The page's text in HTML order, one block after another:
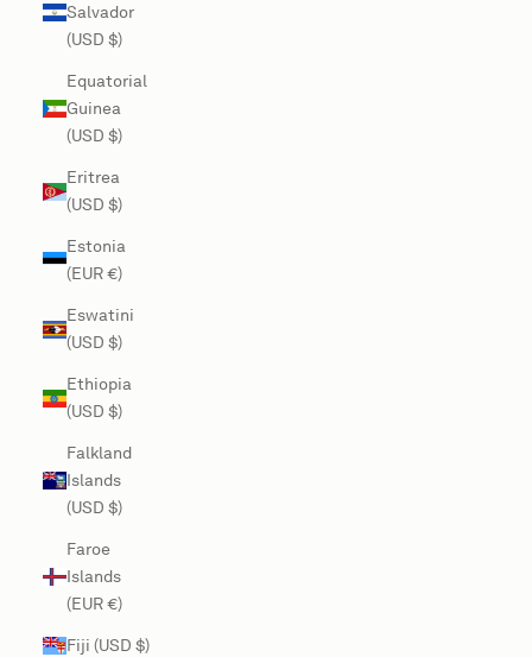
Salvador
(USD $)
Equatorial
Guinea
(USD $)
Eritrea
(USD $)
Estonia
(EUR €)
Eswatini
(USD $)
Ethiopia
(USD $)
Falkland
Islands
(USD $)
Faroe
Islands
(EUR €)
Fiji (USD $)